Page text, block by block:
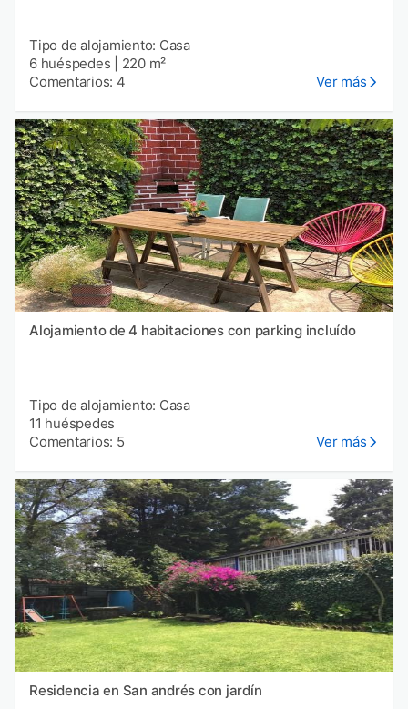
Tipo de alojamiento: Casa
6 huéspedes
220 m²
Comentarios: 4
Ver más
Alojamiento de 4 habitaciones con parking incluído
Tipo de alojamiento: Casa
11 huéspedes
Comentarios: 5
Ver más
Residencia en San andrés con jardín